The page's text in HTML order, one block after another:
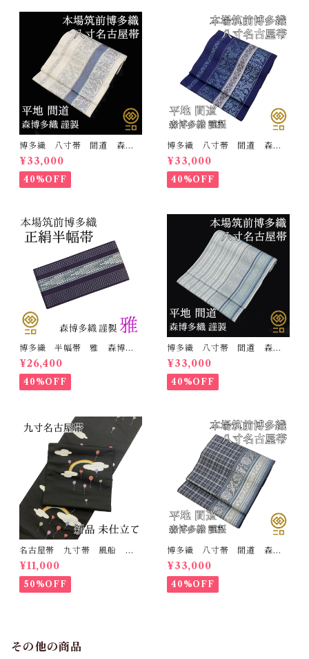
博多織 八寸帯 間道 森博
多織 正絹 日本製 未仕立
て 名古屋帯
¥33,000
40%OFF
博多織 八寸帯 間道 森博
多織 正絹 日本製 未仕立
て 名古屋帯
¥33,000
40%OFF
博多織 半幅帯 雅 森博多
織 正絹 リバーシブル 長
さ/3m78cm 日本製 和装
小袋帯 半巾帯
¥26,400
40%OFF
博多織 八寸帯 間道 森博
多織 正絹 日本製 未仕立
て 名古屋帯
¥33,000
40%OFF
名古屋帯 九寸帯 風船
雲 虹 正絹 日本製 九寸
名古屋帯
¥11,000
50%OFF
博多織 八寸帯 間道 森博
多織 正絹 日本製 未仕立
て 名古屋帯
¥33,000
40%OFF
その他の商品